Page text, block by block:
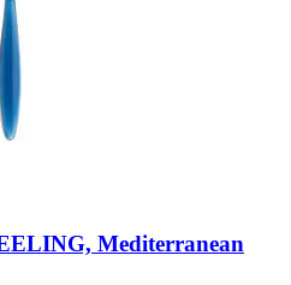
Mediterranean